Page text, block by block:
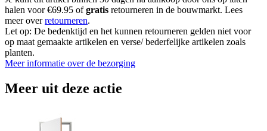
halen voor €69.95 ofgratis retourneren in de bouwmarkt. Lees
meer overretourneren.
Let op: De bedenktijd en het kunnen retourneren gelden niet voor
op maat gemaakte artikelen en verse/ bederfelijke artikelen zoals
planten.
Meer informatie over de bezorging
Meer uit deze actie